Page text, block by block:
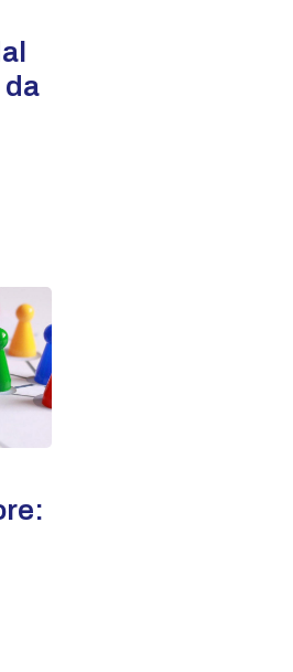
da